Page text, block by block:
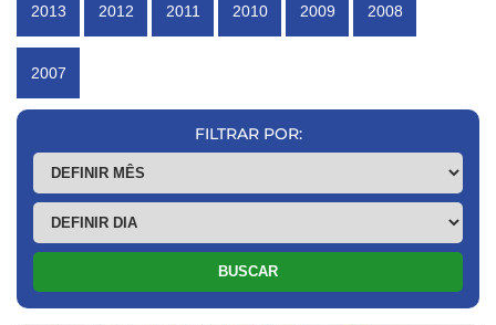
2013 2012 2011 2010 2009 2008
2007
FILTRAR POR:
BUSCAR